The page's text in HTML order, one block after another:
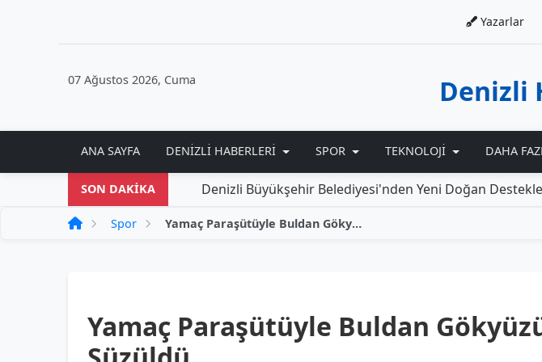
Yazarlar
07 Ağustos 2026, Cuma Denizli
ANA SAYFA DENIZLI HABERLERI SPOR TEKNOLOJI DAHA
SON DAKİKADenizli Büyükşehir Belediyesi'nden Yeni Doğan Destekleri 13,5
Spor Yamaç Paraşütüyle Buldan Gökyüzünde Süzüldü
Yamaç Paraşütüyle Buldan